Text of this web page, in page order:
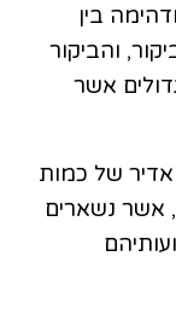
בין
והביקור
אשר
אדיר של כמות
אשר נשארים